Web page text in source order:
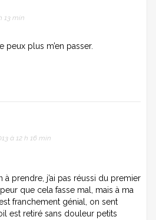
13 min
peux plus m’en passer.
à 12 h 16 min
à prendre, j’ai pas réussi du premier
peur que cela fasse mal, mais à ma
franchement génial, on sent
est retiré sans douleur petits